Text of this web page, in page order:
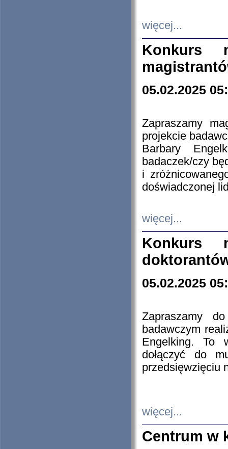
więcej...
Konkurs
05.02.2025
Zapraszamy
projekcie
Barbary
badaczek/czy
i
doświadczonej
więcej...
Konkurs
05.02.2025
Zapraszamy
badawczym
Engelking. To
dołączyć do
przedsięwzięciu
więcej...
Centrum w